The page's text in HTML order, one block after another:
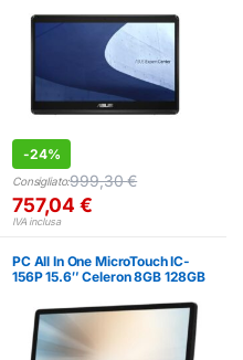
-24%
Consigliato:999,30€
757,04€
IVA inclusa
PC All In One MicroTouch IC-
156P 15.6″ Celeron 8GB 128GB